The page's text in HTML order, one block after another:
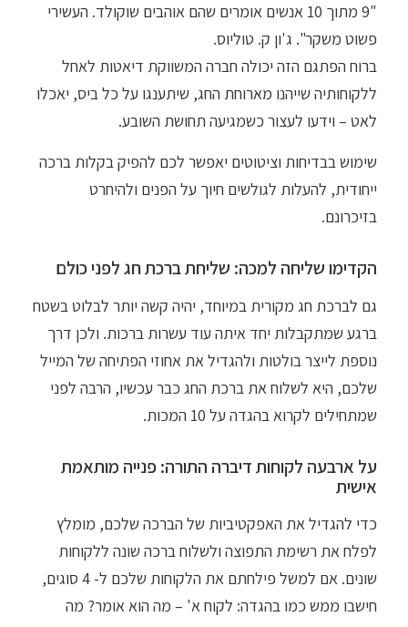
"9 מתוך 10 אנשים אומרים שהם אוהבים שוקולד. העשירי
פשוט משקר". ג'ון ק. טוליוס.
ברוח הפתגם הזה יכולה חברה המשווקת דיאטות לאחל
ללקוחותיה שייהנו מארוחת החג, שיתענגו על כל ביס, יאכלו
לאט – וידעו לעצור כשמגיעה תחושת השובע.
שימוש בבדיחות וציטוטים יאפשר לכם להפיק בקלות ברכה
ייחודית, להעלות לגולשים חיוך על הפנים ולהיחרט
בזיכרונם.
הקדימו שליחה למכה: שליחת ברכת חג לפני כולם
גם לברכת חג מקורית במיוחד, יהיה קשה יותר לבלוט בשטח
ברגע שמתקבלות יחד איתה עוד עשרות ברכות. ולכן דרך
נוספת לייצר בולטות ולהגדיל את אחוזי הפתיחה של המייל
שלכם, היא לשלוח את ברכת החג כבר עכשיו, הרבה לפני
שמתחילים לקרוא בהגדה על 10 המכות.
על ארבעה לקוחות דיברה התורה: פנייה מותאמת
אישית
כדי להגדיל את האפקטיביות של הברכה שלכם, מומלץ
לפלח את רשימת התפוצה ולשלוח ברכה שונה ללקוחות
שונים. אם למשל פילחתם את הלקוחות שלכם ל- 4 סוגים,
חישבו ממש כמו בהגדה: לקוח א' – מה הוא אומר? מה